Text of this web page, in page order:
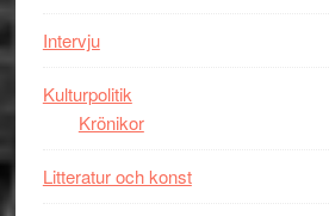
Intervju
Kulturpolitik
Krönikor
Litteratur och konst